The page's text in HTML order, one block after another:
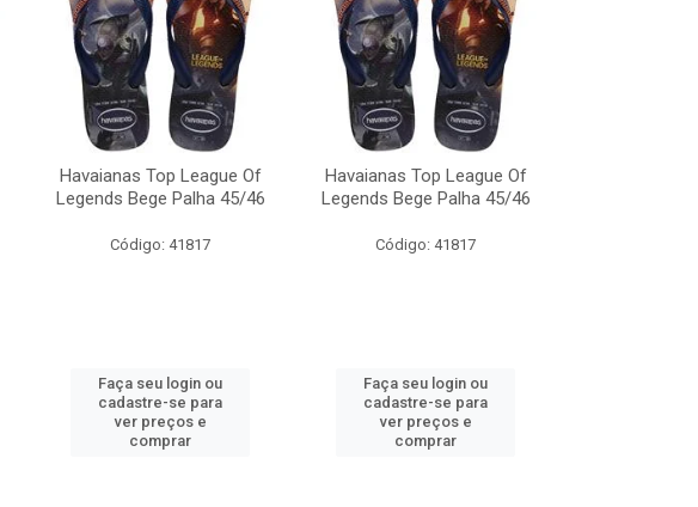
Havaianas Top League Of
Legends Bege Palha 45/46
Código: 41817
Faça seu login ou
cadastre-se para
ver preços e
comprar
Havaianas Top League Of
Legends Bege Palha 45/46
Código: 41817
Faça seu login ou
cadastre-se para
ver preços e
comprar